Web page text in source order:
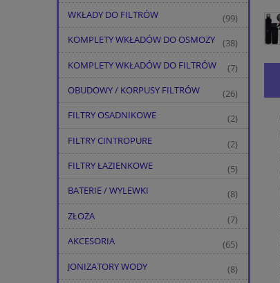
WKŁADY DO FILTRÓW (99)
KOMPLETY WKŁADÓW DO OSMOZY (38)
KOMPLETY WKŁADÓW DO FILTRÓW (7)
OBUDOWY / KORPUSY FILTRÓW (26)
FILTRY OSADNIKOWE (2)
FILTRY CINTROPURE (2)
FILTRY ŁAZIENKOWE (5)
BATERIE / WYLEWKI (8)
ZŁOŻA (7)
AKCESORIA (65)
JONIZATORY WODY (8)